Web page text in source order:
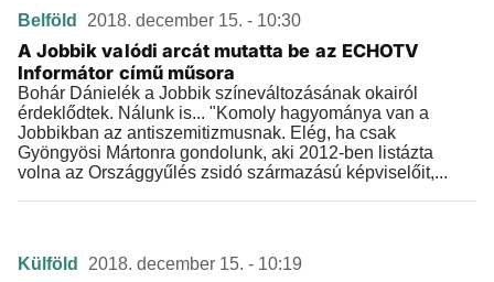
Belföld 2018. december 15. - 10:30
A Jobbik valódi arcát mutatta be az ECHOTV
Informátor című műsora
Bohár Dánielék a Jobbik színeváltozásának okairól
érdeklődtek. Nálunk is... "Komoly hagyománya van a
Jobbikban az antiszemitizmusnak. Elég, ha csak
Gyöngyösi Mártonra gondolunk, aki 2012-ben listázta
volna az Országgyűlés zsidó származású képviselőit,...
Külföld 2018. december 15. - 10:19